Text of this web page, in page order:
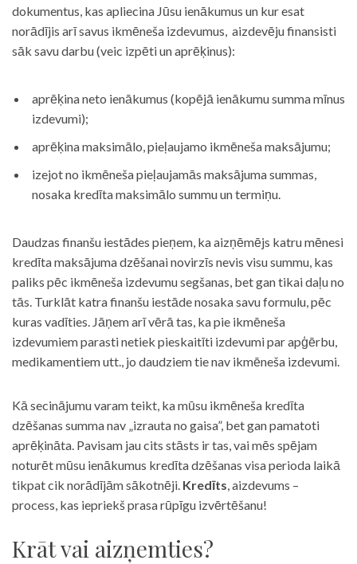
dokumentus, kas apliecina Jūsu ienākumus un kur esat
norādījis arī savus ikmēneša izdevumus, aizdevēju finansisti
sāk savu darbu (veic izpēti un aprēķinus):
aprēķina neto ienākumus (kopējā ienākumu summa mīnus
izdevumi);
aprēķina maksimālo, pieļaujamo ikmēneša maksājumu;
izejot no ikmēneša pieļaujamās maksājuma summas,
nosaka kredīta maksimālo summu un termiņu.
Daudzas finanšu iestādes pieņem, ka aizņēmējs katru mēnesi
kredīta maksājuma dzēšanai novirzīs nevis visu summu, kas
paliks pēc ikmēneša izdevumu segšanas, bet gan tikai daļu no
tās. Turklāt katra finanšu iestāde nosaka savu formulu, pēc
kuras vadīties. Jāņem arī vērā tas, ka pie ikmēneša
izdevumiem parasti netiek pieskaitīti izdevumi par apģērbu,
medikamentiem utt., jo daudziem tie nav ikmēneša izdevumi.
Kā secinājumu varam teikt, ka mūsu ikmēneša kredīta
dzēšanas summa nav „izrauta no gaisa”, bet gan pamatoti
aprēķināta. Pavisam jau cits stāsts ir tas, vai mēs spējam
noturēt mūsu ienākumus kredīta dzēšanas visa perioda laikā
tikpat cik norādījām sākotnēji. Kredīts, aizdevums –
process, kas iepriekš prasa rūpīgu izvērtēšanu!
Krāt vai aizņemties?